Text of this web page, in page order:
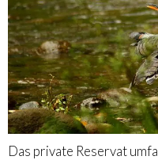
Das private Reservat